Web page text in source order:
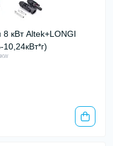
8 кВт Altek+LONGI
10,24кВт*г)